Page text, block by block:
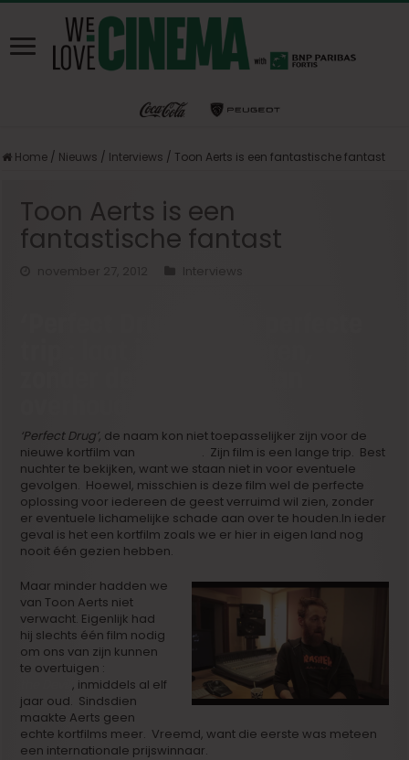
Home / Nieuws / Interviews / Toon Aerts is een fantastische fantast
Toon Aerts is een
fantastische fantast
Interviews
‘Perfect Drug’, de naam kon niet toepasselijker zijn voor de
nieuwe kortfilm van
. Zijn film is een lange trip. Best
nuchter te bekijken, want we staan niet in voor eventuele
gevolgen. Hoewel, misschien is deze film wel de perfecte
oplossing voor iedereen de geest verruimd wil zien, zonder
er eventuele lichamelijke schade aan over te houden.In ieder
geval is het een kortfilm zoals we er hier in eigen land nog
nooit één gezien hebben.
Maar minder hadden we
van Toon Aerts niet
verwacht. Eigenlijk had
hij slechts één film nodig
om ons van zijn kunnen
te overtuigen :
, inmiddels al elf
jaar oud. Sindsdien
maakte Aerts geen
echte kortfilms meer. Vreemd, want die eerste was meteen
een internationale prijswinnaar.